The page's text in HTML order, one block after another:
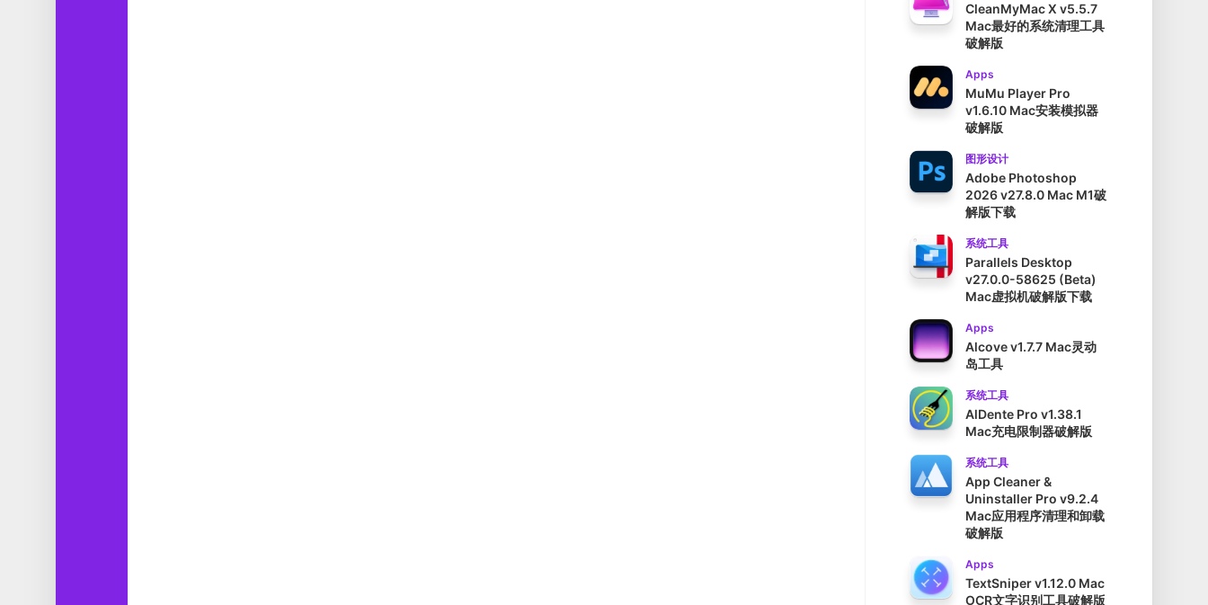
CleanMyMac X v5.5.7
Mac最好的系统清理工具
破解版
Apps
MuMu Player Pro
v1.6.10 Mac安装模拟器
破解版
图形设计
Adobe Photoshop
2026 v27.8.0 Mac M1破
解版下载
系统工具
Parallels Desktop
v27.0.0-58625 (Beta)
Mac虚拟机破解版下载
Apps
Alcove v1.7.7 Mac灵动
岛工具
系统工具
AlDente Pro v1.38.1
Mac充电限制器破解版
系统工具
App Cleaner &
Uninstaller Pro v9.2.4
Mac应用程序清理和卸载
破解版
Apps
TextSniper v1.12.0 Mac
OCR文字识别工具破解版